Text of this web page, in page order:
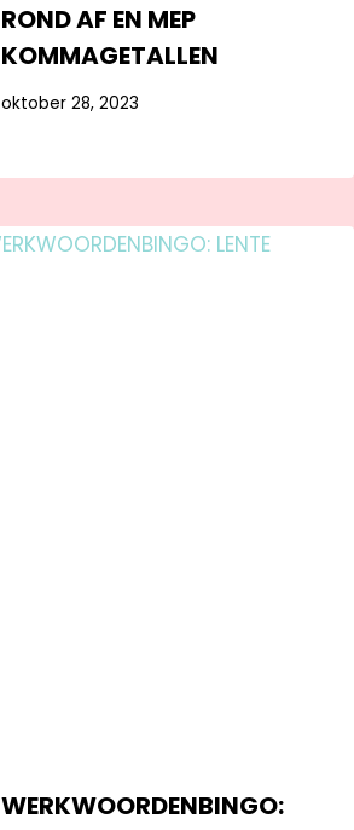
ROND AF EN MEP
KOMMAGETALLEN
oktober 28, 2023
WERKWOORDENBINGO: